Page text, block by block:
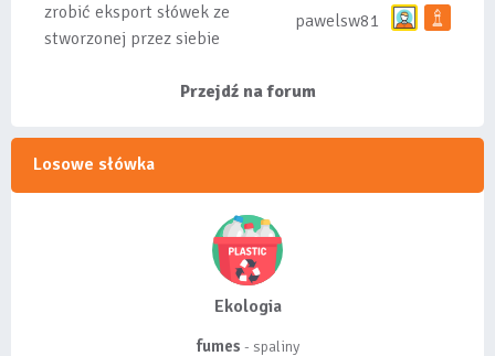
zrobić eksport słówek ze
stworzonej przez siebie
pawelsw81
Przejdź na forum
Losowe słówka
Ekologia
fumes - spaliny